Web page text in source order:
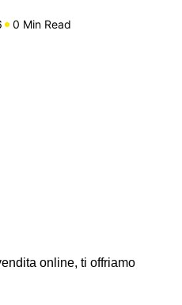
0 Min Read
online, ti offriamo